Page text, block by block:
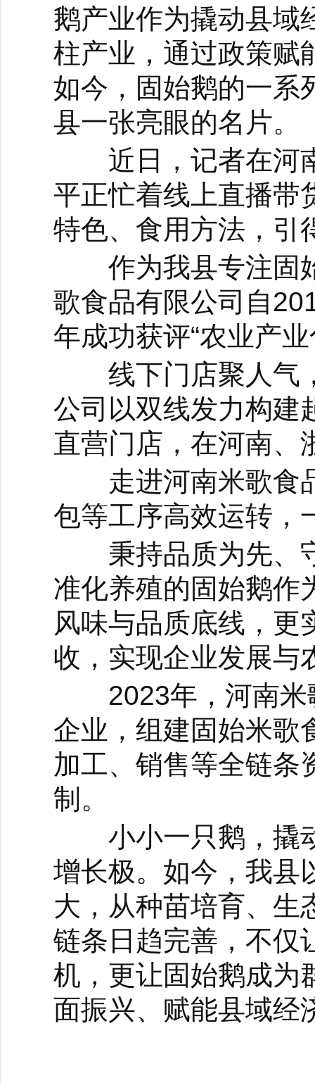
鹅产业作为撬动县域
柱产业，通过政策赋
如今，固始鹅的一系
县一张亮眼的名片。
近日，记者在河南
平正忙着线上直播带
特色、食用方法，引
作为我县专注固始
歌食品有限公司自
年成功获评“农业产
线下门店聚人气，
公司以双线发力构建
直营门店，在河南、
走进河南米歌食品
包等工序高效运转，
秉持品质为先、守
准化养殖的固始鹅作
风味与品质底线，更
收，实现企业发展与
2023年，河南米
企业，组建固始米歌
加工、销售等全链条
制。
小小一只鹅，撬动
增长极。如今，我县
大，从种苗培育、生
链条日趋完善，不仅
机，更让固始鹅成为
面振兴、赋能县域经